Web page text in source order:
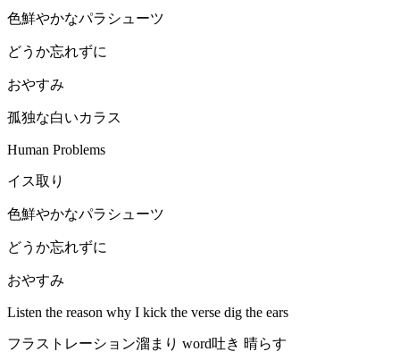
色鮮やかなパラシューツ
どうか忘れずに
おやすみ
孤独な白いカラス
Human Problems
イス取り
色鮮やかなパラシューツ
どうか忘れずに
おやすみ
Listen the reason why I kick the verse dig the ears
フラストレーション溜まり word吐き 晴らす